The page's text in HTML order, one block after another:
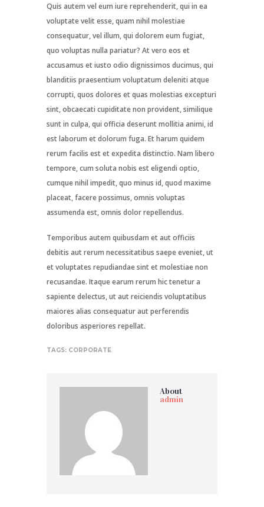
Quis autem vel eum iure reprehenderit, qui in ea
voluptate velit esse, quam nihil molestiae
consequatur, vel illum, qui dolorem eum fugiat,
quo voluptas nulla pariatur? At vero eos et
accusamus et iusto odio dignissimos ducimus, qui
blanditiis praesentium voluptatum deleniti atque
corrupti, quos dolores et quas molestias excepturi
sint, obcaecati cupiditate non provident, similique
sunt in culpa, qui officia deserunt mollitia animi, id
est laborum et dolorum fuga. Et harum quidem
rerum facilis est et expedita distinctio. Nam libero
tempore, cum soluta nobis est eligendi optio,
cumque nihil impedit, quo minus id, quod maxime
placeat, facere possimus, omnis voluptas
assumenda est, omnis dolor repellendus.
Temporibus autem quibusdam et aut officiis
debitis aut rerum necessitatibus saepe eveniet, ut
et voluptates repudiandae sint et molestiae non
recusandae. Itaque earum rerum hic tenetur a
sapiente delectus, ut aut reiciendis voluptatibus
maiores alias consequatur aut perferendis
doloribus asperiores repellat.
TAGS: CORPORATE
About
admin